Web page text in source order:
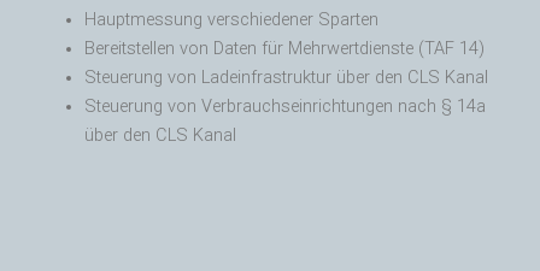
Hauptmessung verschiedener Sparten
Bereitstellen von Daten für Mehrwertdienste (TAF 14)
Steuerung von Ladeinfrastruktur über den CLS Kanal
Steuerung von Verbrauchseinrichtungen nach § 14a
über den CLS Kanal